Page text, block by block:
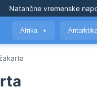
Natančne vremenske
Afrika ▼